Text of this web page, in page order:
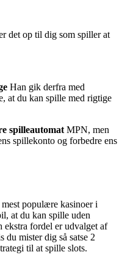
det op til dig som spiller at
Han gik derfra med
at du kan spille med rigtige
spilleautomat MPN, men
spillekonto og forbedre ens
populære kasinoer i
at du kan spille uden
ekstra fordel er udvalget af
du mister dig så satse 2
til at spille slots.